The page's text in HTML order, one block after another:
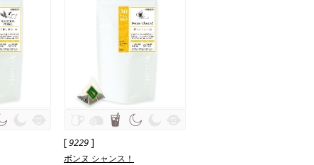
[9229]
ボンヌ シャンス！